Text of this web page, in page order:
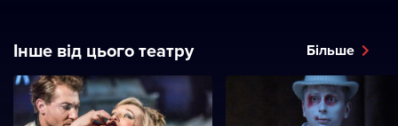
Інше від цього театру Більше